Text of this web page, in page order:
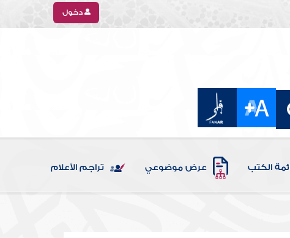
دخول
الكتب عرض موضوعي تراجم الأعلام